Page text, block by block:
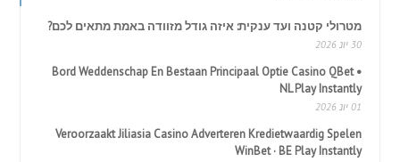
מטרולי קטנה ועד ענקית: איזה גודל מזוודה באמת מתאים לכם?
30 יונ 2026
Bord Weddenschap En Bestaan Principaal Optie Casino QBet •
NL Play Instantly
01 יונ 2026
Veroorzaakt Jiliasia Casino Adverteren Kredietwaardig Spelen
WinBet · BE Play Instantly